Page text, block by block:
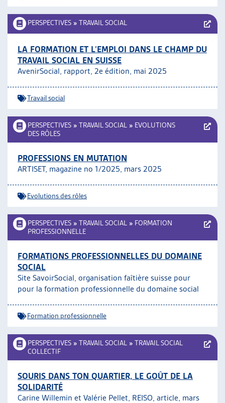
PERSPECTIVES » TRAVAIL SOCIAL
LA FORMATION ET L’EMPLOI DANS LE CHAMP DU
TRAVAIL SOCIAL EN SUISSE
AvenirSocial, rapport, 2e édition, mai 2025
Travail social
PERSPECTIVES » TRAVAIL SOCIAL » EVOLUTIONS
DES RÔLES
PROFESSIONS EN MUTATION
ARTISET, magazine no 1/2025, mars 2025
Evolutions des rôles
PERSPECTIVES » TRAVAIL SOCIAL » FORMATION
PROFESSIONNELLE
FORMATIONS PROFESSIONNELLES DU DOMAINE
SOCIAL
Site SavoirSocial, organisation faîtière suisse pour
pour la formation professionnelle du domaine social
Formation professionnelle
PERSPECTIVES » TRAVAIL SOCIAL » TRAVAIL SOCIAL
COLLECTIF
SOURIS DANS TON QUARTIER, LE GOÛT DE LA
SOLIDARITÉ
Carine Willemin et Valérie Pellet, REISO, article, mars